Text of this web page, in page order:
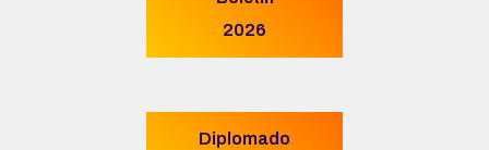
2026
Diplomado